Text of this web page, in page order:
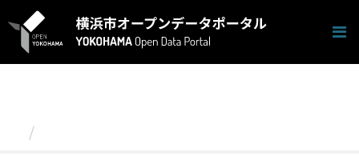
キ